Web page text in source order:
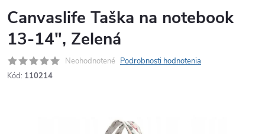
Canvaslife Taška na notebook
13-14", Zelená
Neohodnotené Podrobnosti hodnotenia
Kód: 110214